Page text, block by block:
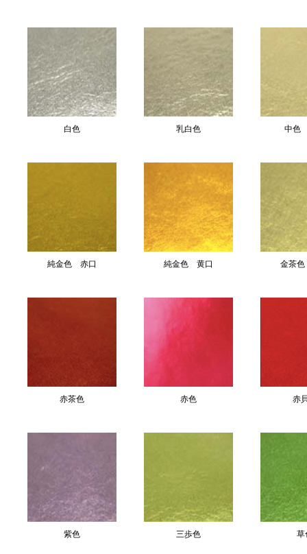
白色 乳白色 中色
純金色 赤口 純金色 黄口 金茶
赤茶色 赤色 赤
紫色 三歩色 草